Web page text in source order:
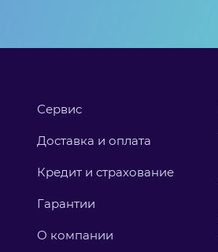
Сервис
Доставка и оплата
Кредит и страхование
Гарантии
О компании